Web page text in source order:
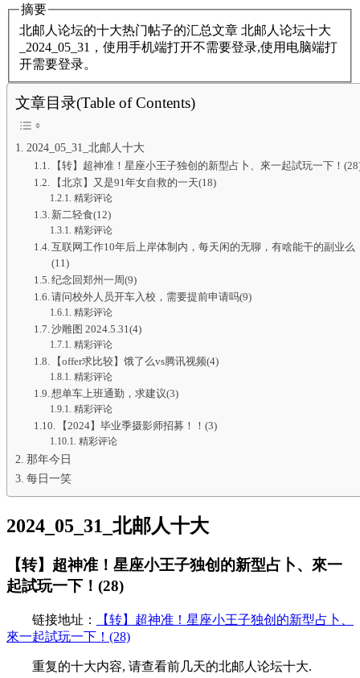
摘要
北邮人论坛的十大热门帖子的汇总文章 北邮人论坛十大
_2024_05_31，使用手机端打开不需要登录,使用电脑端打
开需要登录。
文章目录(Table of Contents)
2024_05_31_北邮人十大
【转】超神准！星座小王子独创的新型占卜、來一起試玩一下！
【北京】又是91年女自救的一天(18)
精彩评论
新二轻食(12)
精彩评论
互联网工作10年后上岸体制内，每天闲的无聊，有啥能干的副业么
(11)
纪念回郑州一周(9)
请问校外人员开车入校，需要提前申请吗(9)
精彩评论
沙雕图 2024.5.31(4)
精彩评论
【offer求比较】饿了么vs腾讯视频(4)
精彩评论
想单车上班通勤，求建议(3)
精彩评论
【2024】毕业季摄影师招募！！(3)
精彩评论
那年今日
每日一笑
2024_05_31_北邮人十大
【转】超神准！星座小王子独创的新型占卜、來一
起試玩一下！(28)
链接地址：
【转】超神准！星座小王子独创的新型占卜、
來一起試玩一下！(28)
重复的十大内容, 请查看前几天的北邮人论坛十大.